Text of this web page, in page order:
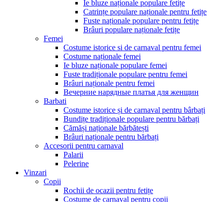
Ie bluze naționale populare fetițe
Catrințe populare naționale pentru fetițe
Fuste naționale populare pentru fetițe
Brâuri populare naționale fetițe
Femei
Costume istorice si de carnaval pentru femei
Costume naționale femei
Ie bluze naționale populare femei
Fuste tradiționale populare pentru femei
Brâuri naționale pentru femei
Вечерние нарядные платья для женщин
Barbati
Costume istorice și de carnaval pentru bârbați
Bundițe tradiționale populare pentru bărbați
Cămăși naționale bărbătești
Brâuri naționale pentru bărbați
Accesorii pentru carnaval
Palarii
Pelerine
Vinzari
Copii
Rochii de ocazii pentru fetițe
Costume de carnaval pentru copii